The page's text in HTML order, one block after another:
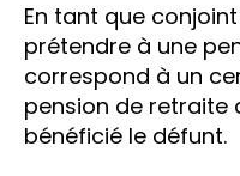
En tant que
prétendre à une
correspond à un
pension de retraite
bénéficié le défunt.